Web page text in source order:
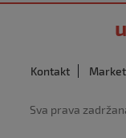
Kontakt
Sva prava